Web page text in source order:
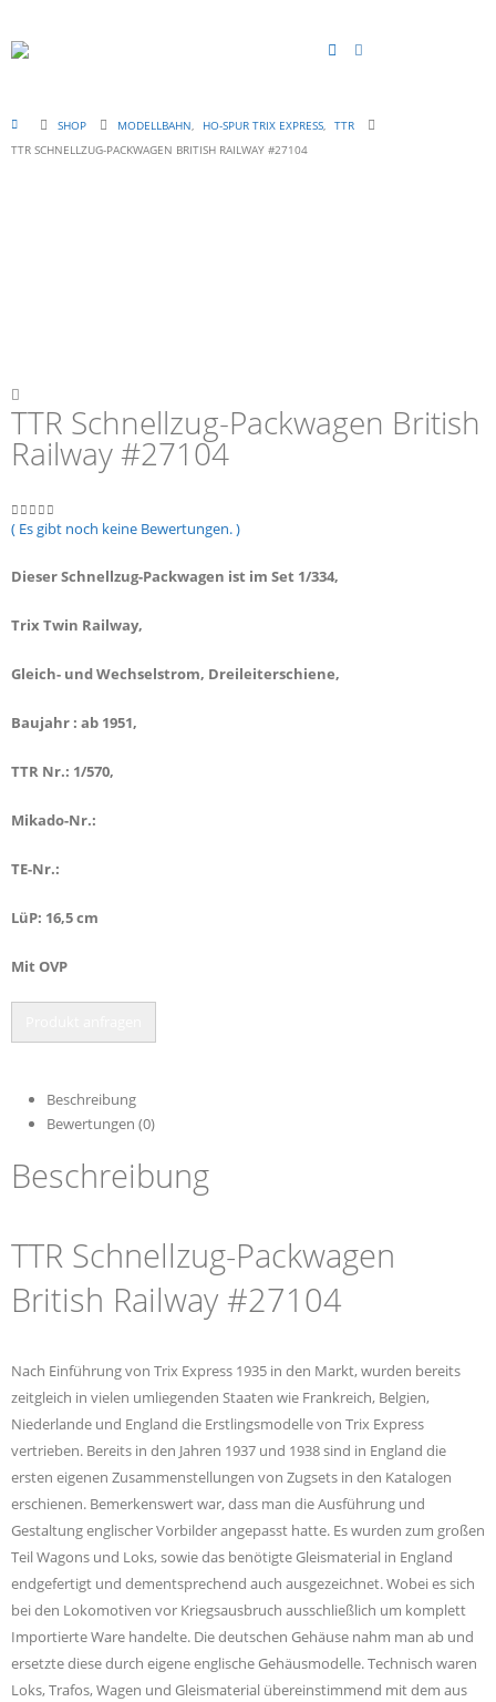
SHOP MODELLBAHN, HO-SPUR TRIX EXPRESS, TTR
TTR SCHNELLZUG-PACKWAGEN BRITISH RAILWAY #27104
TTR Schnellzug-Packwagen British
Railway #27104
0 out of 5
( Es gibt noch keine Bewertungen. )
Dieser Schnellzug-Packwagen ist im Set 1/334,
Trix Twin Railway,
Gleich- und Wechselstrom, Dreileiterschiene,
Baujahr : ab 1951,
TTR Nr.: 1/570,
Mikado-Nr.:
TE-Nr.:
LüP: 16,5 cm
Mit OVP
Beschreibung
Bewertungen (0)
Beschreibung
TTR Schnellzug-Packwagen
British Railway #27104
Nach Einführung von Trix Express 1935 in den Markt, wurden bereits
zeitgleich in vielen umliegenden Staaten wie Frankreich, Belgien,
Niederlande und England die Erstlingsmodelle von Trix Express
vertrieben. Bereits in den Jahren 1937 und 1938 sind in England die
ersten eigenen Zusammenstellungen von Zugsets in den Katalogen
erschienen. Bemerkenswert war, dass man die Ausführung und
Gestaltung englischer Vorbilder angepasst hatte. Es wurden zum großen
Teil Wagons und Loks, sowie das benötigte Gleismaterial in England
endgefertigt und dementsprechend auch ausgezeichnet. Wobei es sich
bei den Lokomotiven vor Kriegsausbruch ausschließlich um komplett
Importierte Ware handelte. Die deutschen Gehäuse nahm man ab und
ersetzte diese durch eigene englische Gehäusmodelle. Technisch waren
Loks, Trafos, Wagen und Gleismaterial übereinstimmend mit dem aus